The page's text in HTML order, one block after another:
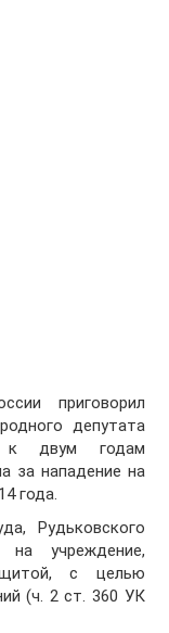
приговорил
депутата
к двум годам
за нападение на
года.
Рудьковского
учреждение,
с целью
(ч. 2 ст. 360 УК